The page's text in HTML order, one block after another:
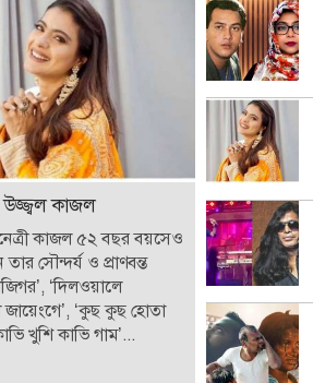
কাজল
কাজল ৫২ বছর বয়সেও
সৌন্দর্য ও প্রাণবন্ত
‘দিলওয়ালে
জায়েংগে’, ‘কুছ কুছ হোতা
খুশি কাভি গাম’...